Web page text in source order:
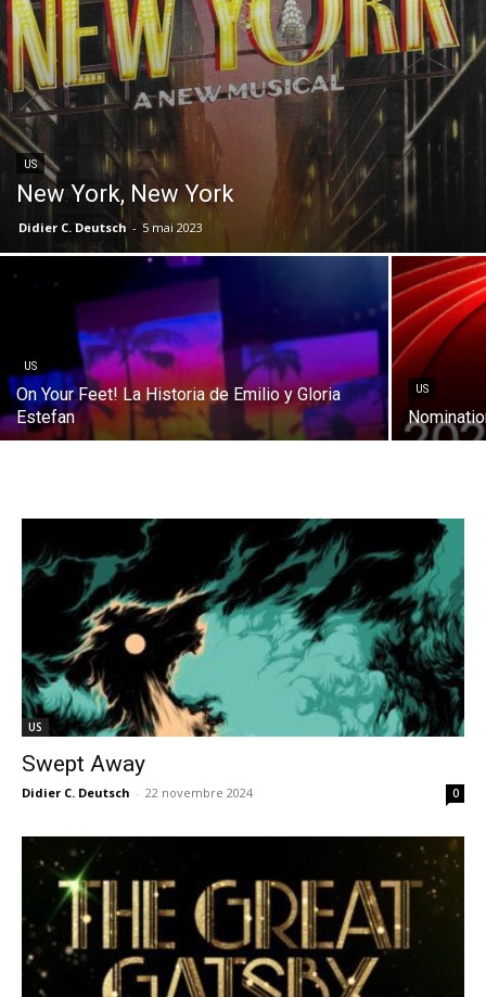
US
New York, New York
Didier C. Deutsch - 5 mai 2023
US
On Your Feet! La Historia de Emilio y Gloria
Estefan
US
US
Swept Away
Didier C. Deutsch - 22 novembre 2024 0